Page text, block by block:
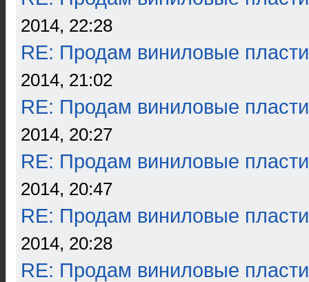
2014, 22:28
RE: Продам виниловые
2014, 21:02
RE: Продам виниловые
2014, 20:27
RE: Продам виниловые
2014, 20:47
RE: Продам виниловые
2014, 20:28
RE: Продам виниловые